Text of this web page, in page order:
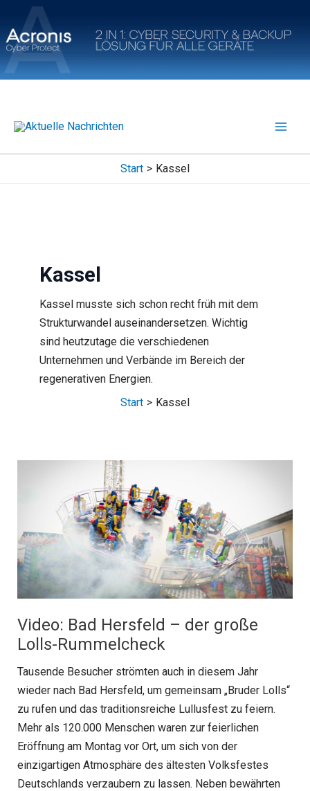
Inhalt
springen
Start Kassel
Kassel
Kassel musste sich schon recht früh mit dem
Strukturwandel auseinandersetzen. Wichtig
sind heutzutage die verschiedenen
Unternehmen und Verbände im Bereich der
regenerativen Energien.
Start
Kassel
Video: Bad Hersfeld – der große
Lolls-Rummelcheck
Tausende Besucher strömten auch in diesem Jahr
wieder nach Bad Hersfeld, um gemeinsam „Bruder Lolls“
zu rufen und das traditionsreiche Lullusfest zu feiern.
Mehr als 120.000 Menschen waren zur feierlichen
Eröffnung am Montag vor Ort, um sich von der
einzigartigen Atmosphäre des ältesten Volksfestes
Deutschlands verzaubern zu lassen. Neben bewährten